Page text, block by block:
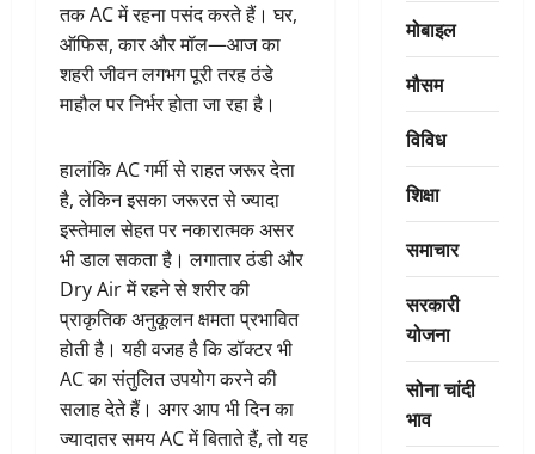
तक AC में रहना पसंद करते हैं। घर,
ऑफिस, कार और मॉल—आज का
शहरी जीवन लगभग पूरी तरह ठंडे
माहौल पर निर्भर होता जा रहा है।
हालांकि AC गर्मी से राहत जरूर देता
है, लेकिन इसका जरूरत से ज्यादा
इस्तेमाल सेहत पर नकारात्मक असर
भी डाल सकता है। लगातार ठंडी और
Dry Air में रहने से शरीर की
प्राकृतिक अनुकूलन क्षमता प्रभावित
होती है। यही वजह है कि डॉक्टर भी
AC का संतुलित उपयोग करने की
सलाह देते हैं। अगर आप भी दिन का
ज्यादातर समय AC में बिताते हैं, तो यह
मोबाइल
मौसम
विविध
शिक्षा
समाचार
सरकारी
योजना
सोना चांदी
भाव